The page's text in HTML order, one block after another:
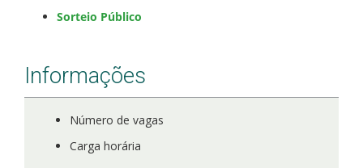
Orientações para Matrícula
Cadastro de interesse
Sorteio Público
Informações
Número de vagas
Carga horária